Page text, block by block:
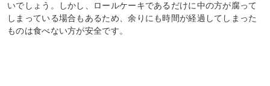
いでしょう。しかし、ロールケーキであるだけに中の方が腐って
しまっている場合もあるため、余りにも時間が経過してしまった
ものは食べない方が安全です。